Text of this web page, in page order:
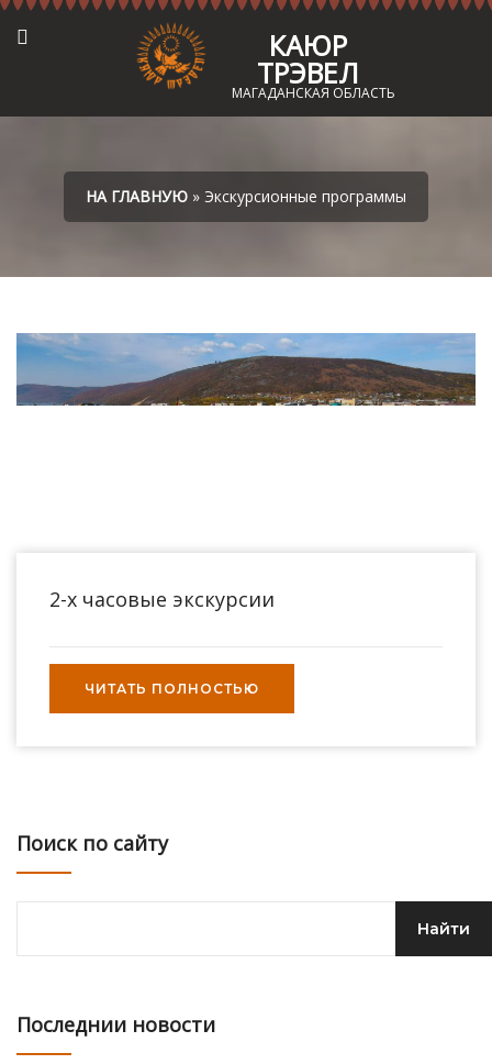
КАЮР
ТРЭВЕЛ
МАГАДАНСКАЯ ОБЛАСТЬ
НА ГЛАВНУЮ » Экскурсионные программы
2-х часовые экскурсии
ЧИТАТЬ ПОЛНОСТЬЮ
Поиск по сайту
Последнии новости